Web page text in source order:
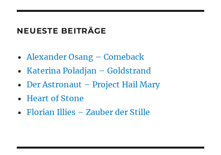
NEUESTE BEITRÄGE
Alexander Osang – Comeback
Katerina Poladjan – Goldstrand
Der Astronaut – Project Hail Mary
Heart of Stone
Florian Illies – Zauber der Stille